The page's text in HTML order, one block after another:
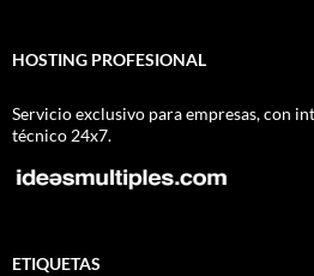
HOSTING PROFESIONAL
Servicio exclusivo para empresas, con
técnico 24x7.
ETIQUETAS